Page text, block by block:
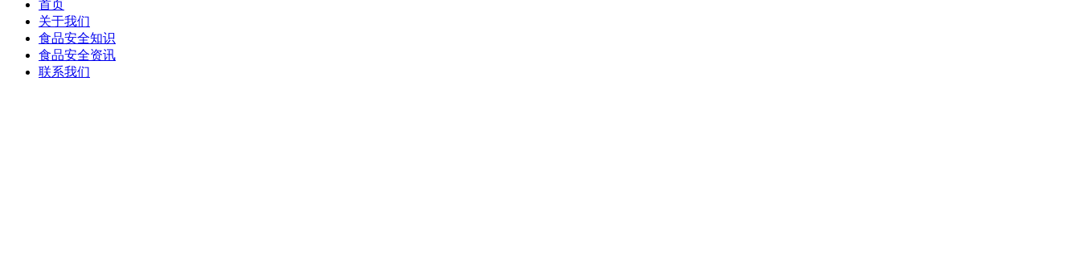
首页
关于我们
食品安全知识
食品安全资讯
联系我们